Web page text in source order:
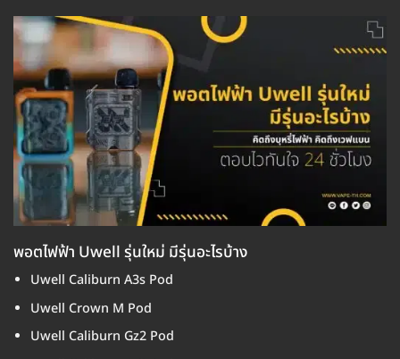
พอตไฟฟ้า Uwell รุ่นใหม่ มีรุ่นอะไรบ้าง
Uwell Caliburn A3s Pod
Uwell Crown M Pod
Uwell Caliburn Gz2 Pod